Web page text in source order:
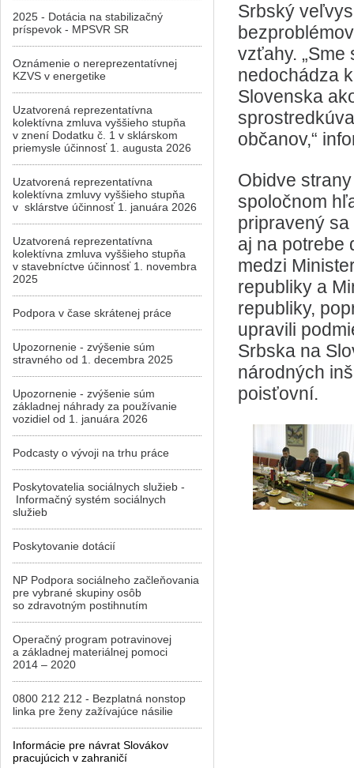
Srbský
vzťahy.
nedochádza
Slovenska
občanov,“
Obidve
spoločnom
pripravený
aj na potrebe
medzi
republiky a
republiky,
upravili
Srbska na
národných
poisťovní.
2025 - Dotácia na stabilizačný
príspevok - MPSVR SR
Oznámenie o nereprezentatívnej
KZVS v energetike
Uzatvorená reprezentatívna
kolektívna zmluva vyššieho stupňa
v znení Dodatku č. 1 v sklárskom
priemysle účinnosť 1. augusta 2026
Uzatvorená reprezentatívna
kolektívna zmluvy vyššieho stupňa
v sklárstve účinnosť 1. januára 2026
Uzatvorená reprezentatívna
kolektívna zmluva vyššieho stupňa
v stavebníctve účinnosť 1. novembra
2025
Podpora v čase skrátenej práce
Upozornenie - zvýšenie súm
stravného od 1. decembra 2025
Upozornenie - zvýšenie súm
základnej náhrady za používanie
vozidiel od 1. januára 2026
Podcasty o vývoji na trhu práce
Poskytovatelia sociálnych služieb -
Informačný systém sociálnych
služieb
Poskytovanie dotácií
NP Podpora sociálneho začleňovania
pre vybrané skupiny osôb
so zdravotným postihnutím
Operačný program potravinovej
a základnej materiálnej pomoci
2014 – 2020
0800 212 212 - Bezplatná nonstop
linka pre ženy zažívajúce násilie
Informácie pre návrat Slovákov
pracujúcich v zahraničí